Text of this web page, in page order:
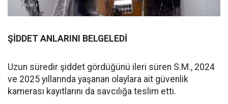
ŞİDDET ANLARINI BELGELEDİ
Uzun süredir şiddet gördüğünü ileri süren S.M., 2024
ve 2025 yıllarında yaşanan olaylara ait güvenlik
kamerası kayıtlarını da savcılığa teslim etti.